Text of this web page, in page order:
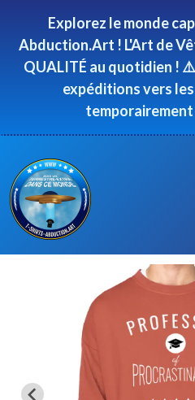
Explorez le monde
Abduction.Art ! L'Art de
QUALITÉ au quotidien !
expéditions vers